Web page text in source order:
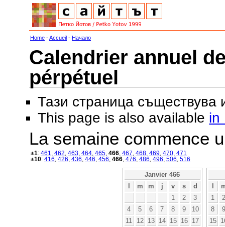
Home -Accueil - Начало
Calendrier annuel
pérpétuel
Тази страница съществува
This page is also available in
La semaine commence
±1: 461 462 463 464 465 466 467 468 469 470 471
±10: 416 426 436 446 456 466 476 486 496 506 516
Janvier 466
l
m m j v s
d
1
2
3
4
5 6 7 8 9
10
11
12 13 14 15 16
17
l
1
2
8
9
15